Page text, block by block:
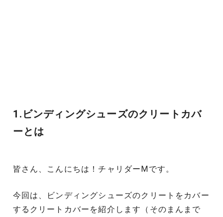
1.ビンディングシューズのクリートカバ
ーとは
皆さん、こんにちは！チャリダーMです。
今回は、ビンディングシューズのクリートをカバー
するクリートカバーを紹介します（そのまんまで